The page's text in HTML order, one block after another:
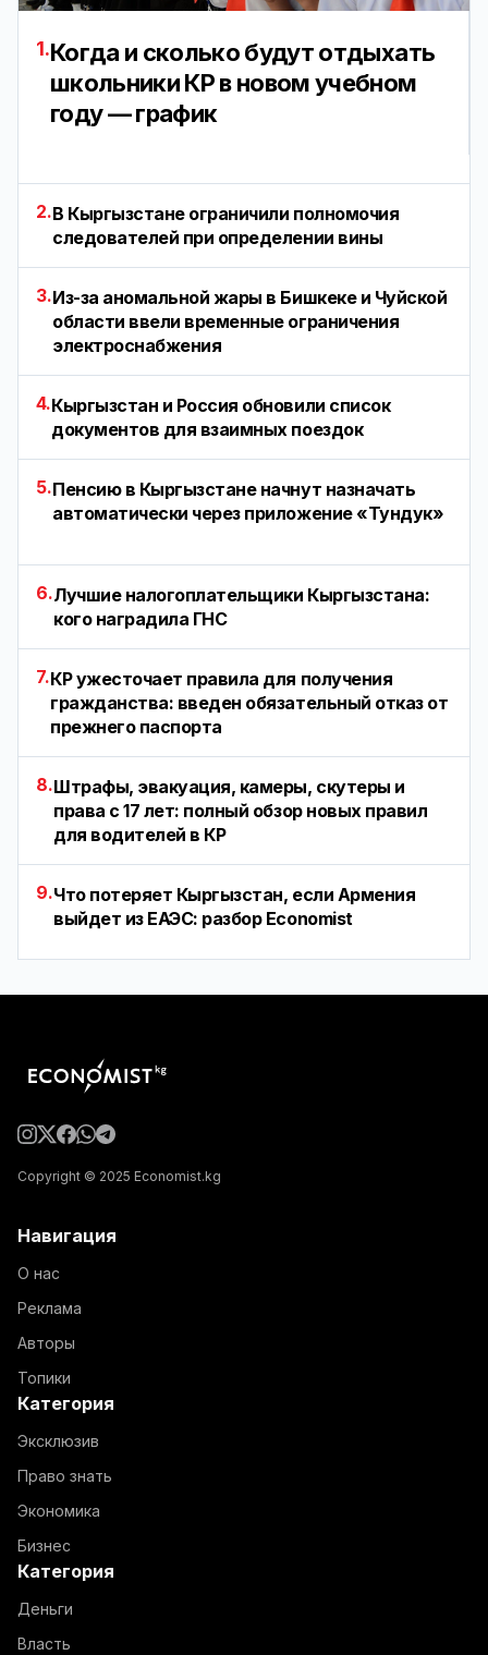
1.Когда и сколько будут отдыхать
школьники КР в новом учебном
году — график
2.В Кыргызстане ограничили полномочия
следователей при определении вины
3.Из-за аномальной жары в Бишкеке и Чуйской
области ввели временные ограничения
электроснабжения
4.Кыргызстан и Россия обновили список
документов для взаимных поездок
5.Пенсию в Кыргызстане начнут назначать
автоматически через приложение «Тундук»
6.Лучшие налогоплательщики Кыргызстана:
кого наградила ГНС
7.КР ужесточает правила для получения
гражданства: введен обязательный отказ от
прежнего паспорта
8.Штрафы, эвакуация, камеры, скутеры и
права с 17 лет: полный обзор новых правил
для водителей в КР
9.Что потеряет Кыргызстан, если Армения
выйдет из ЕАЭС: разбор Economist
Copyright © 2025 Economist.kg
Навигация
О нас
Реклама
Авторы
Топики
Категория
Эксклюзив
Право знать
Экономика
Бизнес
Категория
Деньги
Власть